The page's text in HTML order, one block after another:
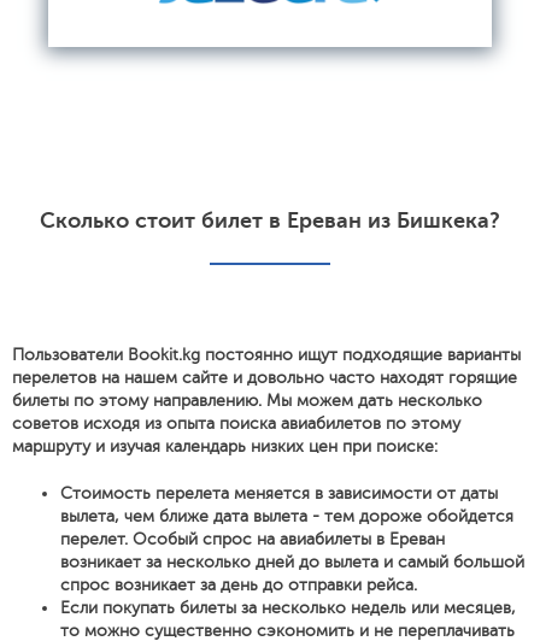
Сколько стоит билет в Ереван из Бишкека?
Пользователи Bookit.kg постоянно ищут подходящие варианты
перелетов на нашем сайте и довольно часто находят горящие
билеты по этому направлению. Мы можем дать несколько
советов исходя из опыта поиска авиабилетов по этому
маршруту и изучая календарь низких цен при поиске:
Стоимость перелета меняется в зависимости от даты
вылета, чем ближе дата вылета - тем дороже обойдется
перелет. Особый спрос на авиабилеты в Ереван
возникает за несколько дней до вылета и самый большой
спрос возникает за день до отправки рейса.
Если покупать билеты за несколько недель или месяцев,
то можно существенно сэкономить и не переплачивать